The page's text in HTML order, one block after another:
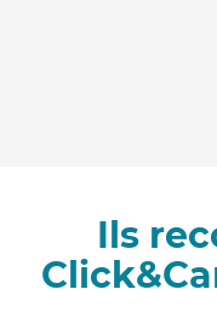
Ils